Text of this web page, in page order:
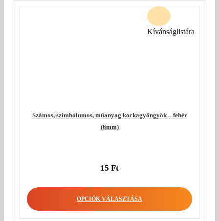
Számos, szimbólumos, műanyag kockagyöngyök – fehér
(6mm)
15 Ft
OPCIÓK VÁLASZTÁSA
Kívánságlistára